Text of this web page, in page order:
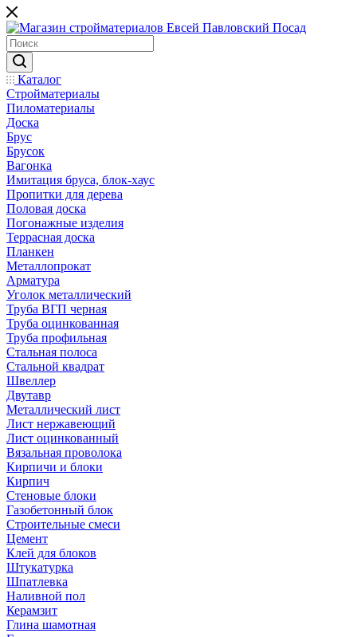
Каталог
Стройматериалы
Пиломатериалы
Доска
Брус
Брусок
Вагонка
Имитация бруса, блок-хаус
Пропитки для дерева
Половая доска
Погонажные изделия
Террасная доска
Планкен
Металлопрокат
Арматура
Уголок металлический
Труба ВГП черная
Труба оцинкованная
Труба профильная
Стальная полоса
Стальной квадрат
Швеллер
Двутавр
Металлический лист
Лист нержавеющий
Лист оцинкованный
Вязальная проволока
Кирпичи и блоки
Кирпич
Стеновые блоки
Газобетонный блок
Строительные смеси
Цемент
Клей для блоков
Штукатурка
Шпатлевка
Наливной пол
Керамзит
Глина шамотная